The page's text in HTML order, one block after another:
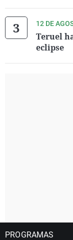
12 DE
Teruel
eclipse
PROGRAMAS